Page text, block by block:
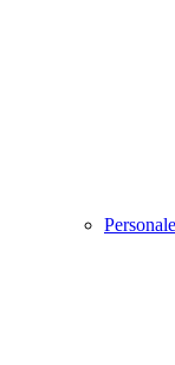
Personale